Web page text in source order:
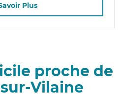
Plus
proche de
Vilaine